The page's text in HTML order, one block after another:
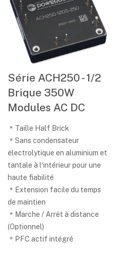
Série ACH250 - 1/2
Brique 350W
Modules AC DC
＊Taille Half Brick
＊Sans condensateur
électrolytique en aluminium et
tantale à l′intérieur pour une
haute fiabilité
＊Extension facile du temps
de maintien
＊Marche / Arrêt à distance
(Optionnel)
＊PFC actif intégré